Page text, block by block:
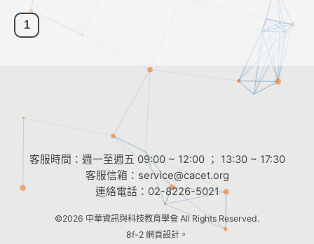
1
客服時間：週一至週五 09:00 ~ 12:00 ； 13:30 ~ 17:30
客服信箱： service@cacet.org
連絡電話： 02-8226-5021
©2026 中華資訊與科技教育學會 All Rights Reserved.
8f-2 網頁設計。